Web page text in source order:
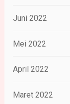
Juni 2022
Mei 2022
April 2022
Maret 2022